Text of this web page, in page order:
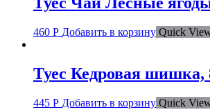
460 Р Добавить в корзину Quick
Туес Кедровая шишка,
445 Р Добавить в корзину Quick